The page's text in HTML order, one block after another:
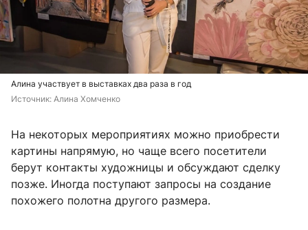
Алина участвует в выставках два раза в год
Источник: Алина Хомченко
На некоторых мероприятиях можно приобрести
картины напрямую, но чаще всего посетители
берут контакты художницы и обсуждают сделку
позже. Иногда поступают запросы на создание
похожего полотна другого размера.